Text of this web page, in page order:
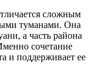
сложным
туманами. Она
а часть района
сочетание
и поддерживает ее